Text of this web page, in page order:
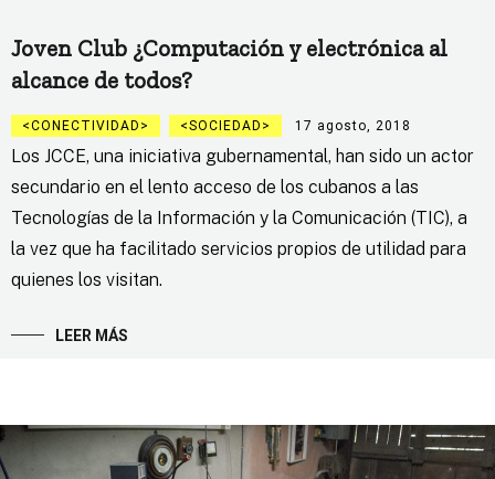
Joven Club ¿Computación y electrónica al
alcance de todos?
CONECTIVIDAD SOCIEDAD 17 agosto, 2018
Los JCCE, una iniciativa gubernamental, han sido un actor
secundario en el lento acceso de los cubanos a las
Tecnologías de la Información y la Comunicación (TIC), a
la vez que ha facilitado servicios propios de utilidad para
quienes los visitan.
LEER MÁS